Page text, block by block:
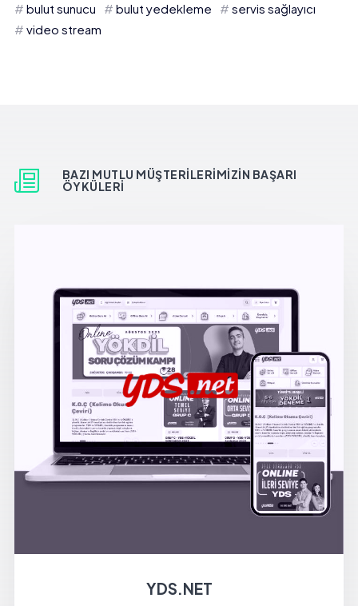
bulut sunucu bulut yedekleme
servis sağlayıcı
video stream
BAZI MUTLU MÜŞTERILERIMIZIN BAŞARI
ÖYKÜLERI
YDS.NET